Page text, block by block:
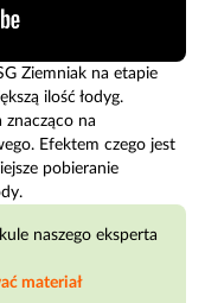
Ziemniak na etapie
ilość łodyg.
znacząco na
Efektem czego jest
pobieranie
naszego eksperta
materiał